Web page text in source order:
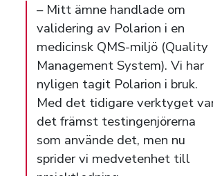
– Mitt ämne handlade om
validering av Polarion i en
medicinsk QMS-miljö (Quality
Management System). Vi har
nyligen tagit Polarion i bruk.
Med det tidigare verktyget
det främst testingenjörerna
som använde det, men nu
sprider vi medvetenhet till